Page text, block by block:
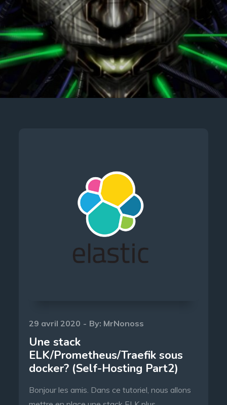
Posted
on
29 avril 2020 By: MrNonoss
Une stack
ELK/Prometheus/Traefik sous
docker? (Self-Hosting Part2)
Bonjour les amis. Dans ce tutoriel, nous allons